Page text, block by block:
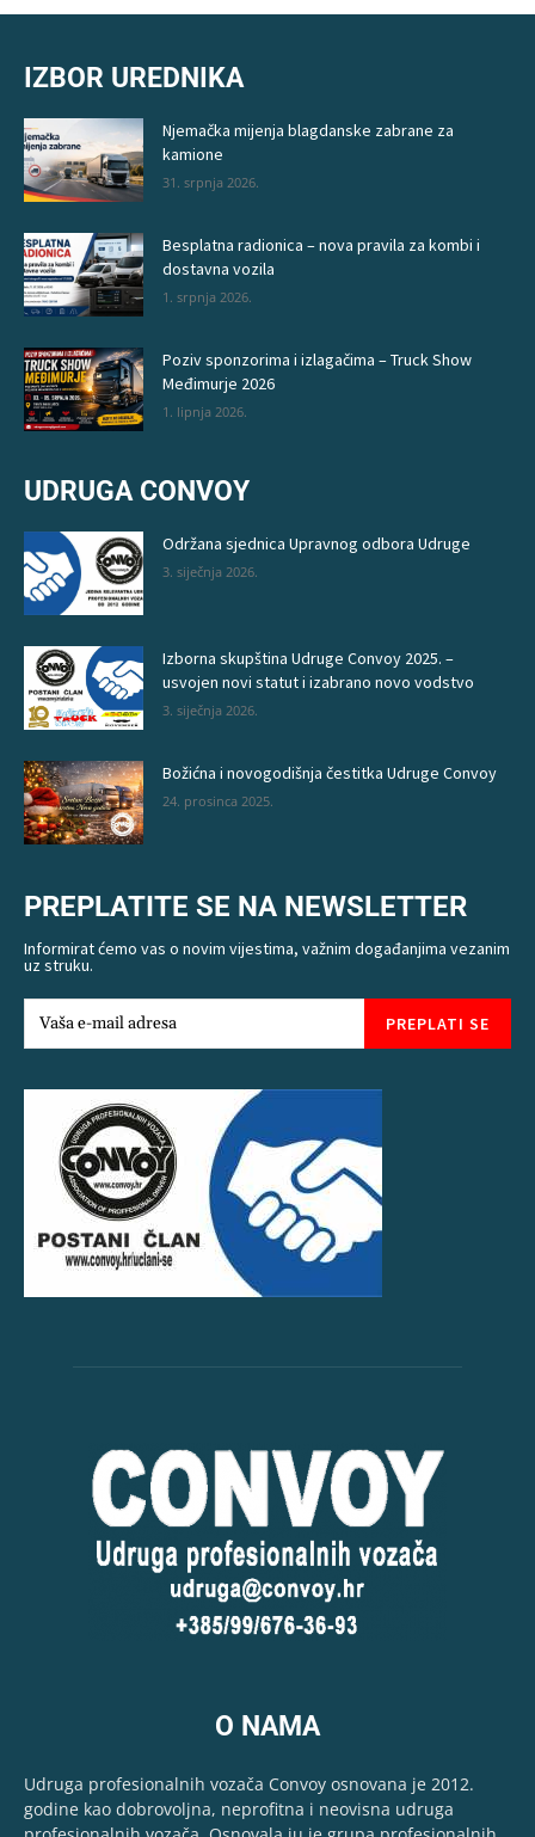
IZBOR UREDNIKA
Njemačka mijenja blagdanske zabrane za
kamione
31. srpnja 2026.
Besplatna radionica – nova pravila za kombi i
dostavna vozila
1. srpnja 2026.
Poziv sponzorima i izlagačima – Truck Show
Međimurje 2026
1. lipnja 2026.
UDRUGA CONVOY
Održana sjednica Upravnog odbora Udruge
3. siječnja 2026.
Izborna skupština Udruge Convoy 2025. –
usvojen novi statut i izabrano novo vodstvo
3. siječnja 2026.
Božićna i novogodišnja čestitka Udruge Convoy
24. prosinca 2025.
PREPLATITE SE NA NEWSLETTER
Informirat ćemo vas o novim vijestima, važnim događanjima vezanim
uz struku.
PREPLATI SE
O NAMA
Udruga profesionalnih vozača Convoy osnovana je 2012.
godine kao dobrovoljna, neprofitna i neovisna udruga